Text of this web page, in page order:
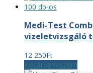
Medi-Test
vizeletvizsgáló
12 250Ft
Kosárba teszem